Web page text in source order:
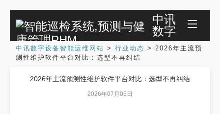
中讯
数字
中讯数字设备智能运维网站 > 行业动态 > 2026年主流预
测性维护软件平台对比：选型不再纠结
2026年主流预测性维护软件平台对比：选型不再纠结
2026年07月05日